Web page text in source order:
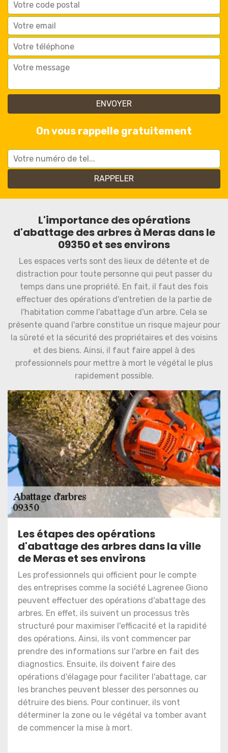
On vous rappelle gratuitement
L'importance des opérations
d'abattage des arbres à Meras dans le
09350 et ses environs
Les espaces verts sont des lieux de détente et de
distraction pour toute personne qui peut passer du
temps dans une propriété. En fait, il faut des fois
effectuer des opérations d'entretien de la partie de
l'habitation comme l'abattage d'un arbre. Cela se
présente quand l'arbre constitue un risque majeur pour
la sûreté et la sécurité des propriétaires et des voisins
et des biens. Ainsi, il faut faire appel à des
professionnels pour mettre à mort le végétal le plus
rapidement possible.
Les étapes des opérations
d'abattage des arbres dans la ville
de Meras et ses environs
Les professionnels qui officient pour le compte
des entreprises comme la société Lagrenee Giono
peuvent effectuer des opérations d'abattage des
arbres. En effet, ils suivent un processus très
structuré pour maximiser l'efficacité et la rapidité
des opérations. Ainsi, ils vont commencer par
prendre des informations sur l'arbre en fait des
diagnostics. Ensuite, ils doivent faire des
opérations d'élagage pour faciliter l'abattage, car
les branches peuvent blesser des personnes ou
détruire des biens. Pour continuer, ils vont
déterminer la zone ou le végétal va tomber avant
de commencer la mise à mort.